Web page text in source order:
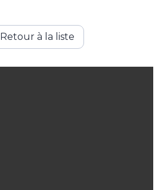
Retour à la liste